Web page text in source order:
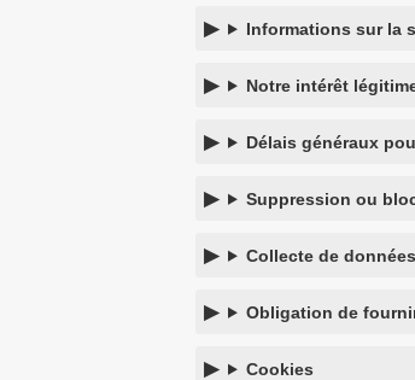
Informations sur la
Notre intérêt
Délais généraux
Suppression ou
Collecte de
Obligation de
Cookies